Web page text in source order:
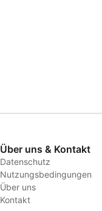
Über uns & Kontakt
Datenschutz
Nutzungsbedingungen
Über uns
Kontakt